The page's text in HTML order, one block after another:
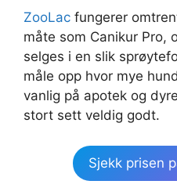
ZooLac fungerer
måte som Canikur Pro,
selges i en slik
måle opp hvor mye
vanlig på apotek og
stort sett veldig godt.
Sjekk prisen